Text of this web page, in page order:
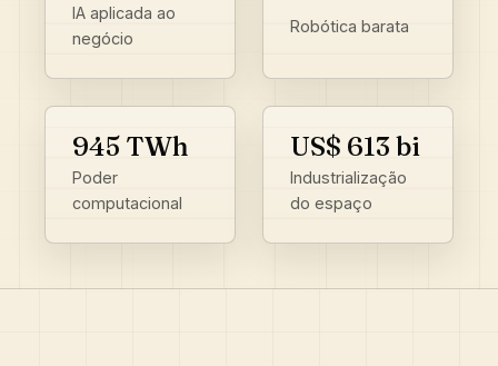
IA aplicada ao
negócio
Robótica barata
945 TWh
Poder
computacional
US$ 613 bi
Industrialização
do espaço